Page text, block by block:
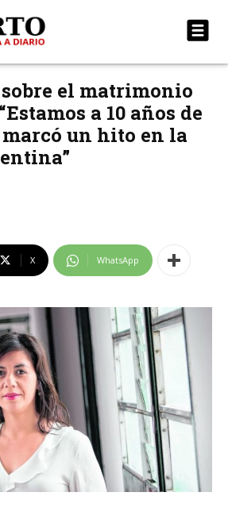
el matrimonio
a 10 años de
un hito en la
X WhatsApp